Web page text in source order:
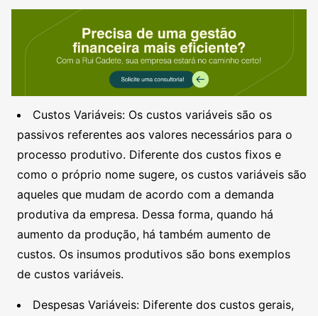
Custos Variáveis: Os custos variáveis são os
passivos referentes aos valores necessários para o
processo produtivo. Diferente dos custos fixos e
como o próprio nome sugere, os custos variáveis são
aqueles que mudam de acordo com a demanda
produtiva da empresa. Dessa forma, quando há
aumento da produção, há também aumento de
custos. Os insumos produtivos são bons exemplos
de custos variáveis.
Despesas Variáveis: Diferente dos custos gerais,